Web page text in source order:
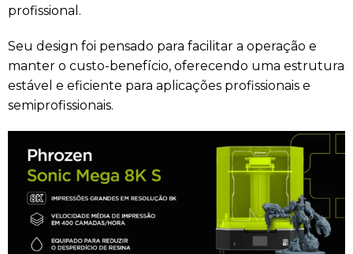
profissional.
Seu design foi pensado para facilitar a operação e
manter o custo-benefício, oferecendo uma estrutura
estável e eficiente para aplicações profissionais e
semiprofissionais.